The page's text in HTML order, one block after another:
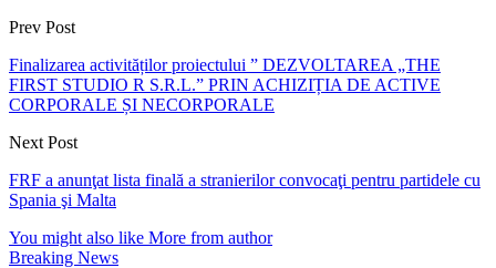
Prev Post
Finalizarea activităților proiectului ” DEZVOLTAREA „THE
FIRST STUDIO R S.R.L.” PRIN ACHIZIȚIA DE ACTIVE
CORPORALE ȘI NECORPORALE
Next Post
FRF a anunţat lista finală a stranierilor convocaţi pentru partidele cu
Spania şi Malta
You might also like More from author
Breaking News